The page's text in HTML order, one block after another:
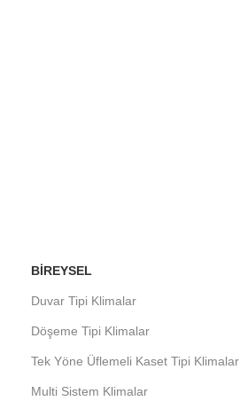
BIREYSEL
Duvar Tipi Klimalar
Döşeme Tipi Klimalar
Tek Yöne Üflemeli Kaset Tipi Klimalar
Multi Sistem Klimalar